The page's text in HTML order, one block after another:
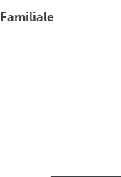
Familiale